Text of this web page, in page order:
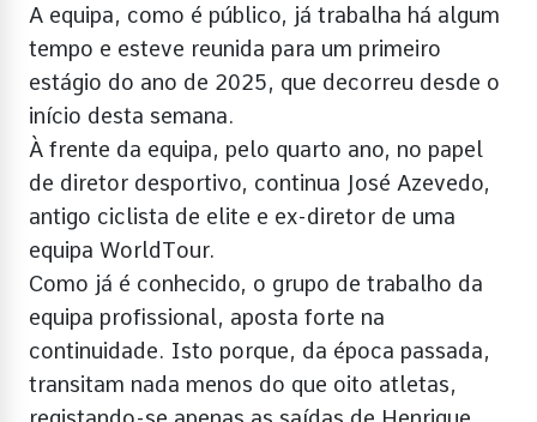
A equipa, como é público, já trabalha há algum
tempo e esteve reunida para um primeiro
estágio do ano de 2025, que decorreu desde o
início desta semana.
À frente da equipa, pelo quarto ano, no papel
de diretor desportivo, continua José Azevedo,
antigo ciclista de elite e ex-diretor de uma
equipa WorldTour.
Como já é conhecido, o grupo de trabalho da
equipa profissional, aposta forte na
continuidade. Isto porque, da época passada,
transitam nada menos do que oito atletas,